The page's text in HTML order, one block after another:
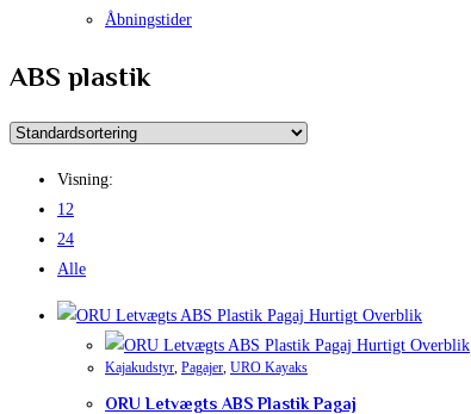
Åbningstider
ABS plastik
Visning:
12
24
Alle
Hurtigt Overblik
Hurtigt Overblik
Kajakudstyr, Pagajer, URO Kayaks
ORU Letvægts ABS Plastik Pagaj